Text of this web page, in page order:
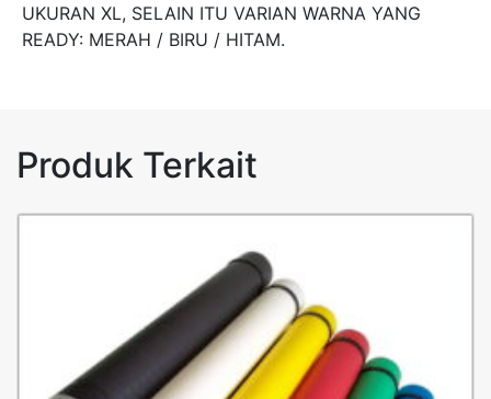
UKURAN XL, SELAIN ITU VARIAN WARNA YANG
READY: MERAH / BIRU / HITAM.
Produk Terkait